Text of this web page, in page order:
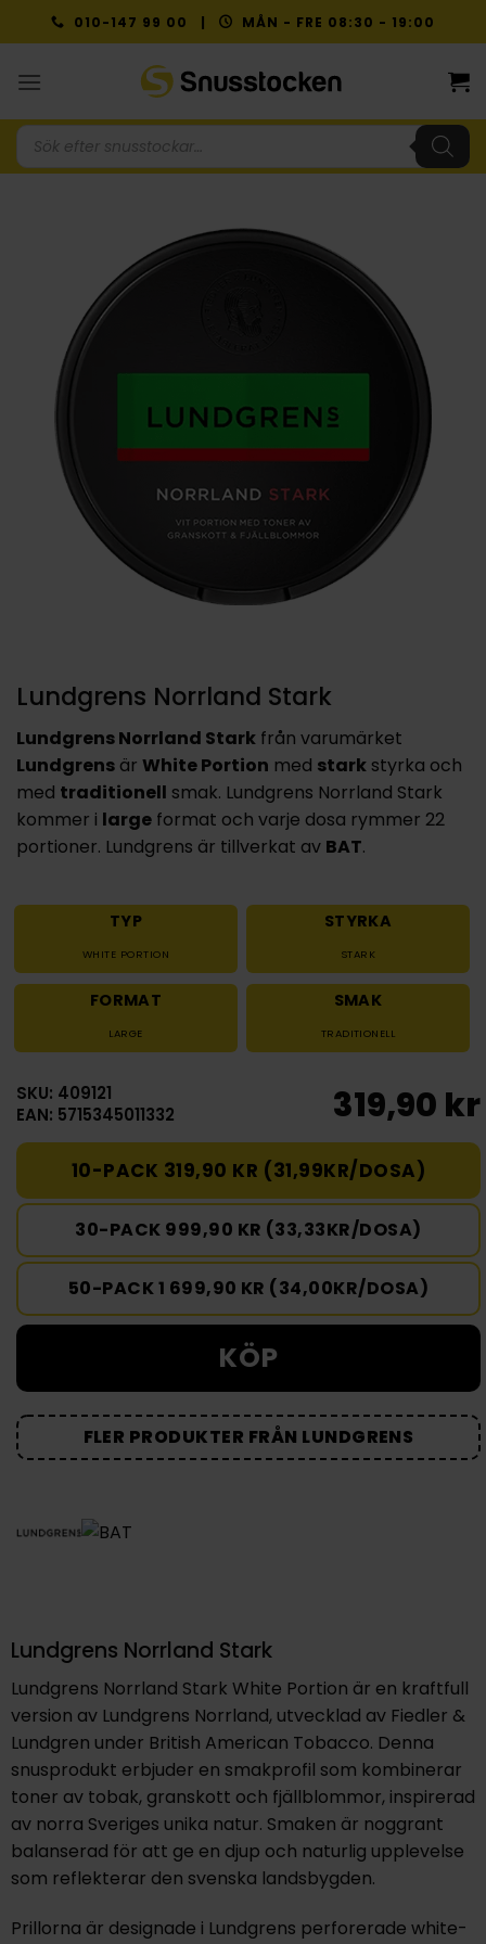
to
010-147 99 00 | MÅN - FRE 08:30 - 19:00
Produktsökning
Lundgrens Norrland Stark
Lundgrens Norrland Stark från varumärket
Lundgrens är White Portion med stark styrka och
med traditionell smak. Lundgrens Norrland Stark
kommer i large format och varje dosa rymmer 22
portioner. Lundgrens är tillverkat av BAT.
TYP
WHITE PORTION
STYRKA
STARK
FORMAT
LARGE
SMAK
TRADITIONELL
SKU: 409121
EAN: 5715345011332
319,90 kr
10-PACK 319,90 KR (31,99KR/DOSA)
30-PACK 999,90 KR (33,33KR/DOSA)
50-PACK 1 699,90 KR (34,00KR/DOSA)
KÖP
FLER PRODUKTER FRÅN LUNDGRENS
Lundgrens Norrland Stark
Lundgrens Norrland Stark White Portion är en kraftfull
version av Lundgrens Norrland, utvecklad av Fiedler &
Lundgren under British American Tobacco. Denna
snusprodukt erbjuder en smakprofil som kombinerar
toner av tobak, granskott och fjällblommor, inspirerad
av norra Sveriges unika natur. Smaken är noggrant
balanserad för att ge en djup och naturlig upplevelse
som reflekterar den svenska landsbygden.
Prillorna är designade i Lundgrens perforerade white-